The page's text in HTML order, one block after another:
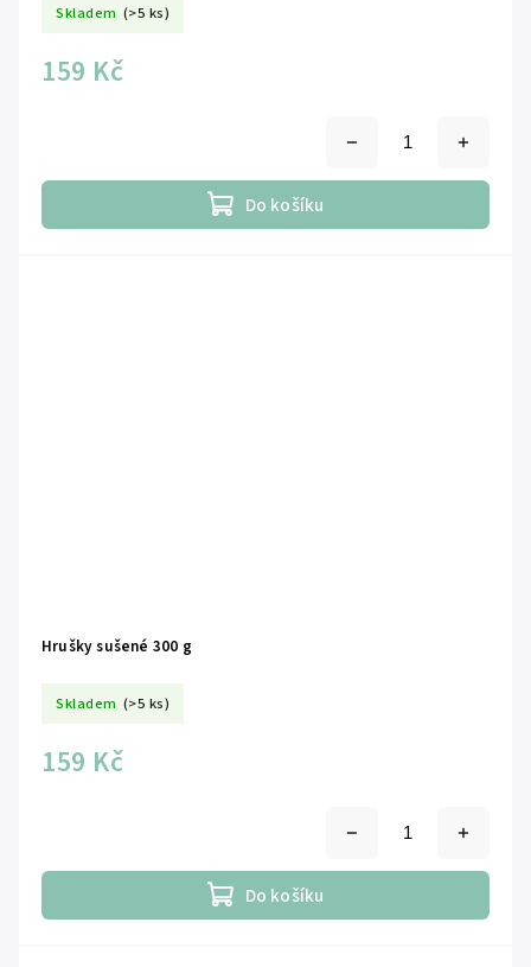
Skladem (>5 ks)
159 Kč
Do košíku
Hrušky sušené 300 g
Skladem (>5 ks)
159 Kč
Do košíku